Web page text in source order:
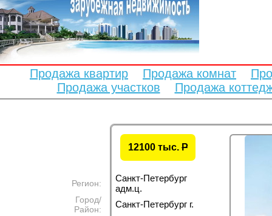
Продажа квартир Продажа комнат
Продажа участков
Продажа
12100 тыс. P
Регион:
Санкт-Петербург
адм.ц.
Город/
Район:
Санкт-Петербург г.